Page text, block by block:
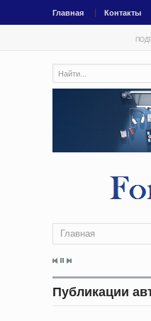
Главная Контакты
Главная
Публикации